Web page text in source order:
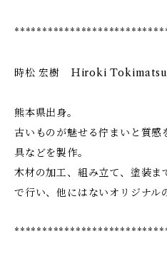
時松 宏樹 Ｈiroki Tokimatsu
熊本県出身。
古いものが魅せる佇まいと質感
具などを製作。
木材の加工、組み立て、塗装
で行い、他にはないオリジナル